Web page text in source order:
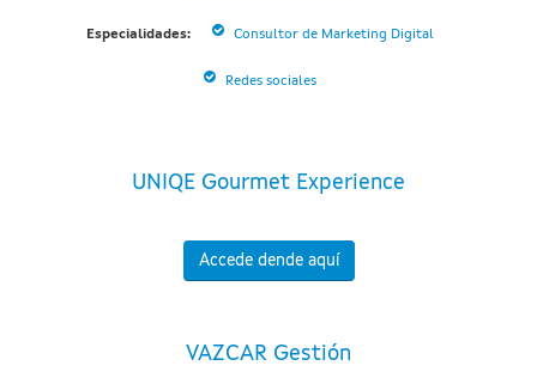
Especialidades: Consultor de Marketing Digital
Redes sociales
UNIQE Gourmet Experience
Accede dende aquí
VAZCAR Gestión